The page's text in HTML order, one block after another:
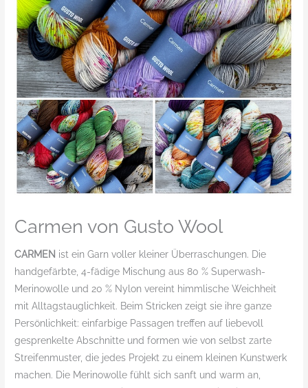
Carmen von Gusto Wool
CARMEN ist ein Garn voller kleiner Überraschungen. Die
handgefärbte, 4-fädige Mischung aus 80 % Superwash-
Merinowolle und 20 % Nylon vereint himmlische Weichheit
mit Alltagstauglichkeit. Beim Stricken zeigt sie ihre ganze
Persönlichkeit: einfarbige Passagen treffen auf liebevoll
gesprenkelte Abschnitte und formen wie von selbst zarte
Streifenmuster, die jedes Projekt zu einem kleinen Kunstwerk
machen. Die Merinowolle fühlt sich sanft und warm an,